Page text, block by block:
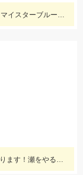
Rーサーディン30ｇTsulinoカスタム アルミマイスターブルーにヒット！マズメにはアカキンカラーも有効です！
渇水傾向は続いていますがでっかいのが掛かります！瀬をやるなら8号イカリかヤナギがあった方が良いかもしれません！三河安城店岩﨑釣行